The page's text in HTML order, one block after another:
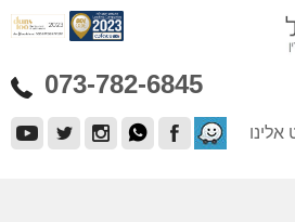
073-782-6845
אלינו